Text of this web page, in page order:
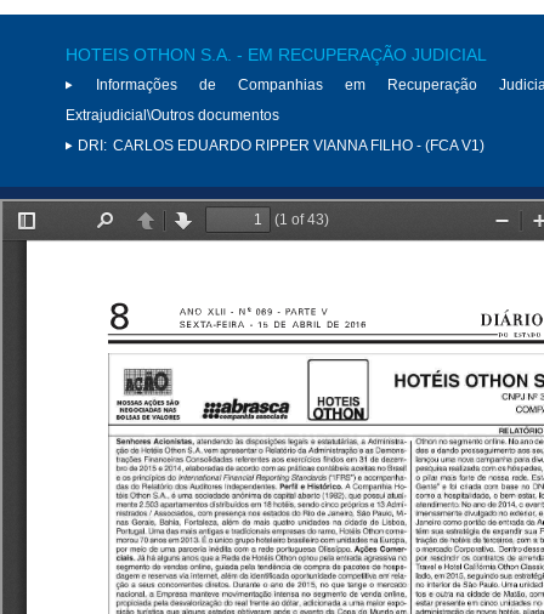
HOTEIS OTHON S.A. - EM RECUPERAÇÃO JUDICIAL
Informações de Companhias em Recuperação
Extrajudicial\Outros documentos
DRI: CARLOS EDUARDO RIPPER VIANNA FILHO - (FCA V1)